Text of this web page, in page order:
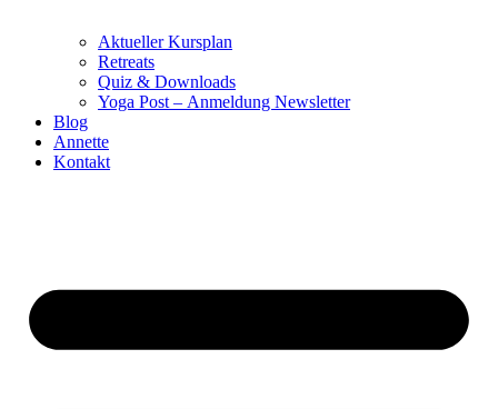
Aktueller Kursplan
Retreats
Quiz & Downloads
Yoga Post – Anmeldung Newsletter
Blog
Annette
Kontakt